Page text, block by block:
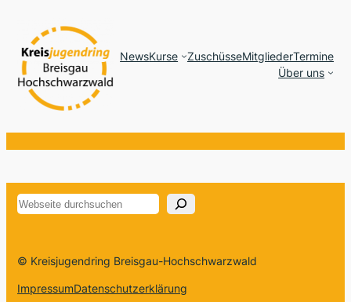
NewsKurse ZuschüsseMitgliederTermine
Über uns
Suchen
© Kreisjugendring Breisgau-Hochschwarzwald
ImpressumDatenschutzerklärung